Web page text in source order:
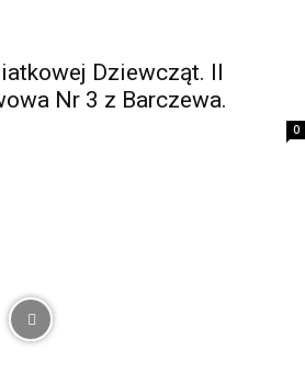
Dziewcząt. II
Nr 3 z Barczewa.
0